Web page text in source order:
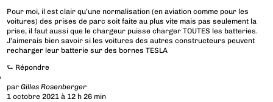
Pour moi, il est clair qu’une normalisation (en aviation comme pour les
voitures) des prises de parc soit faite au plus vite mais pas seulement la
prise, il faut aussi que le chargeur puisse charger TOUTES les batteries.
J’aimerais bien savoir si les voitures des autres constructeurs peuvent
recharger leur batterie sur des bornes TESLA
⮑ Répondre
parGilles Rosenberger
1 octobre 2021 à 12 h 26 min